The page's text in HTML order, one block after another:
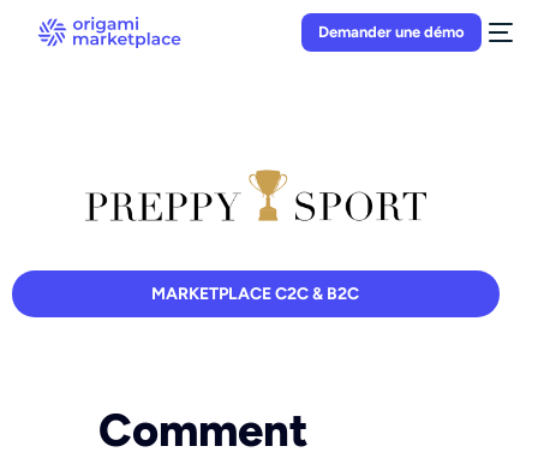
Demander une démo
MARKETPLACE C2C & B2C
Comment